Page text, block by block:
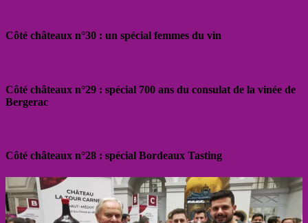
Côté châteaux n°30 : un spécial femmes du vin
Côté châteaux n°29 : spécial 700 ans du consulat de la vinée de
Bergerac
Côté châteaux n°28 : spécial Bordeaux Tasting